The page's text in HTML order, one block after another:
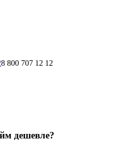
8 800 707 12 12
дешевле?